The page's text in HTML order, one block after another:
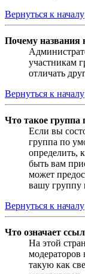
Вернуться к началу
Почему названия
участникам
отличать
Вернуться к началу
Что такое
Если вы
группа по
определить,
быть вам
может
вашу группу
Вернуться к началу
Что означает
На этой
такую как